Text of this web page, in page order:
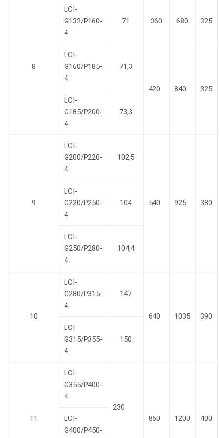
8
LCI-
G132/P160-
4
71 360 680 325
LCI-
G160/P185-
4
71,3
420 840
325
LCI-
G185/P200-
4
73,3
9
LCI-
G200/P220-
4
102,5
540 925 380
LCI-
G220/P250-
4
104
LCI-
G250/P280-
4
104,4
10
LCI-
G280/P315-
4
147
640 1035
390
LCI-
G315/P355-
4
150
11
LCI-
G355/P400-
4
230
860
1200 400
LCI-
G400/P450-